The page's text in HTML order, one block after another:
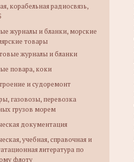
корабельная радиосвязь,
журналы и бланки, морские
товары
журналы и бланки
повара, коки
и судоремонт
газовозы, перевозка
грузов морем
документация
учебная, справочная и
литература по
флоту